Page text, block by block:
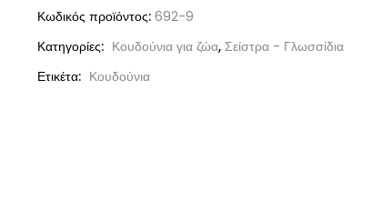
Κωδικός προϊόντος: 692-9
Κατηγορίες: Κουδούνια για ζώα, Σείστρα - Γλωσσίδια
Ετικέτα: Κουδούνια